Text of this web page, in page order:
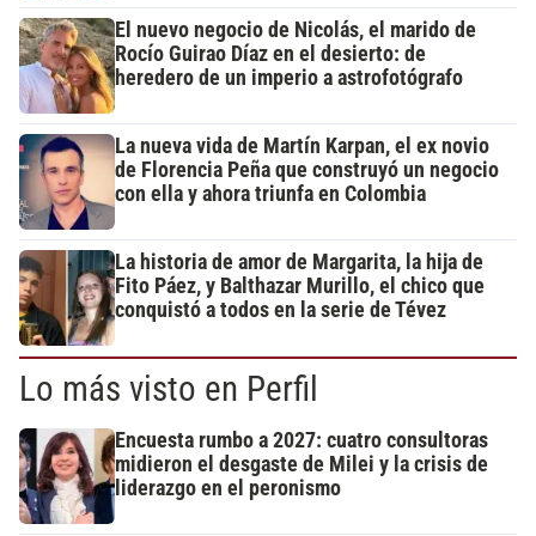
El nuevo negocio de Nicolás, el marido de
Rocío Guirao Díaz en el desierto: de
heredero de un imperio a astrofotógrafo
La nueva vida de Martín Karpan, el ex novio
de Florencia Peña que construyó un negocio
con ella y ahora triunfa en Colombia
La historia de amor de Margarita, la hija de
Fito Páez, y Balthazar Murillo, el chico que
conquistó a todos en la serie de Tévez
Lo más visto en Perfil
Encuesta rumbo a 2027: cuatro consultoras
midieron el desgaste de Milei y la crisis de
liderazgo en el peronismo